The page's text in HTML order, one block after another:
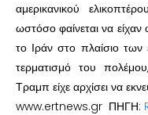
αμερικανικού
ωστόσο φαίνεται να
το Ιράν στο πλαίσιο των
τερματισμό του
Τραμπ είχε αρχίσει να
www.ertnews.gr ΠΗΓΗ: